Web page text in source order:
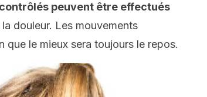
peuvent être effectués
douleur. Les mouvements
que le mieux sera toujours le repos.